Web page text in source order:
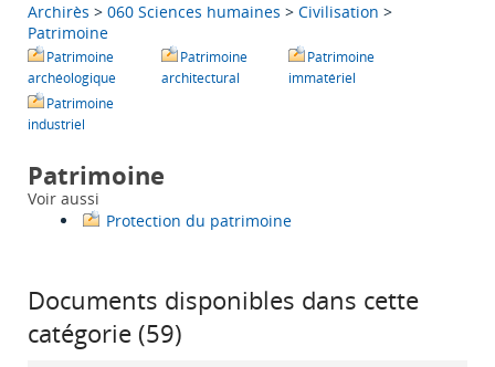
Archirès > 060 Sciences humaines > Civilisation >
Patrimoine
Patrimoine
archéologique
Patrimoine
architectural
Patrimoine
immatériel
Patrimoine
industriel
Patrimoine
Voir aussi
Protection du patrimoine
Documents disponibles dans cette
catégorie (59)